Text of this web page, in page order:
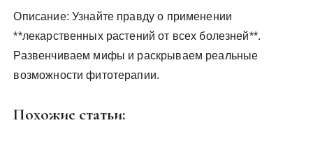
Описание: Узнайте правду о применении
**лекарственных растений от всех болезней**.
Развенчиваем мифы и раскрываем реальные
возможности фитотерапии.
Похожие статьи: